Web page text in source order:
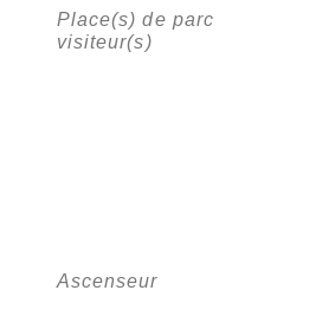
Place(s) de parc
visiteur(s)
Ascenseur